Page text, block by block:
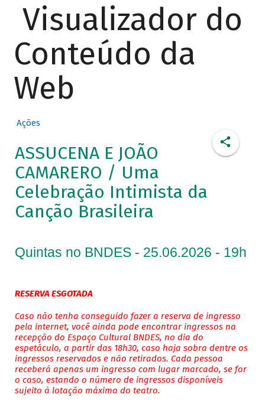
Visualizador do
Conteúdo da
Web
Ações
ASSUCENA E JOÃO
CAMARERO / Uma
Celebração Intimista da
Canção Brasileira
Quintas no BNDES - 25.06.2026 - 19h
RESERVA ESGOTADA
Caso não tenha conseguido fazer a reserva de ingresso
pela internet, você ainda pode encontrar ingressos na
recepção do Espaço Cultural BNDES, no dia do
espetáculo, a partir das 18h30, caso haja sobra dentre os
ingressos reservados e não retirados. Cada pessoa
receberá apenas um ingresso com lugar marcado, se for
o caso, estando o número de ingressos disponíveis
sujeito à lotação máxima do teatro.